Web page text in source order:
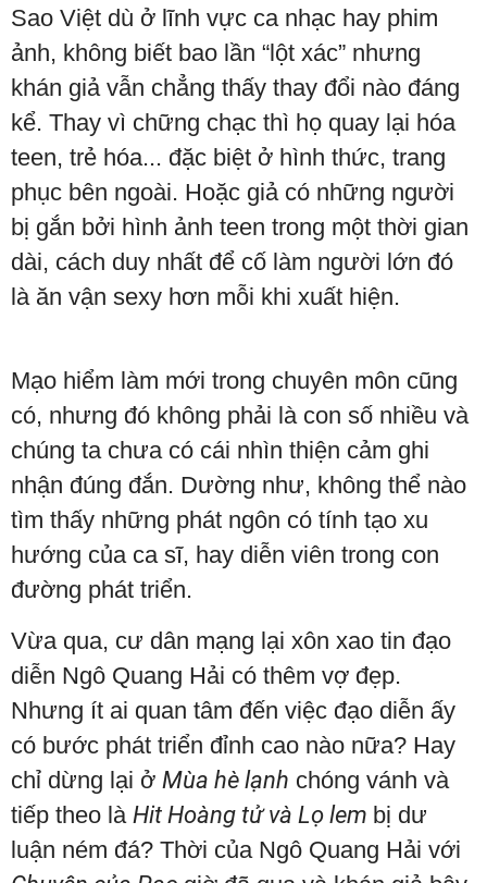
Sao Việt dù ở lĩnh vực ca nhạc hay phim
ảnh, không biết bao lần “lột xác” nhưng
khán giả vẫn chẳng thấy thay đổi nào đáng
kể. Thay vì chững chạc thì họ quay lại hóa
teen, trẻ hóa... đặc biệt ở hình thức, trang
phục bên ngoài. Hoặc giả có những người
bị gắn bởi hình ảnh teen trong một thời gian
dài, cách duy nhất để cố làm người lớn đó
là ăn vận sexy hơn mỗi khi xuất hiện.
Mạo hiểm làm mới trong chuyên môn cũng
có, nhưng đó không phải là con số nhiều và
chúng ta chưa có cái nhìn thiện cảm ghi
nhận đúng đắn. Dường như, không thể nào
tìm thấy những phát ngôn có tính tạo xu
hướng của ca sĩ, hay diễn viên trong con
đường phát triển.
Vừa qua, cư dân mạng lại xôn xao tin đạo
diễn Ngô Quang Hải có thêm vợ đẹp.
Nhưng ít ai quan tâm đến việc đạo diễn ấy
có bước phát triển đỉnh cao nào nữa? Hay
chỉ dừng lại ở Mùa hè lạnh chóng vánh và
tiếp theo là Hit Hoàng tử và Lọ lem bị dư
luận ném đá? Thời của Ngô Quang Hải với